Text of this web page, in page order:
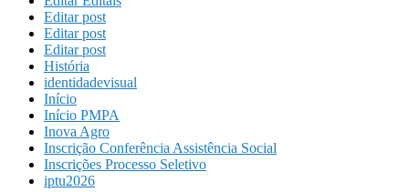
Editar post
Editar post
Editar post
História
identidadevisual
Início
Início PMPA
Inova Agro
Inscrição Conferência Assistência Social
Inscrições Processo Seletivo
iptu2026